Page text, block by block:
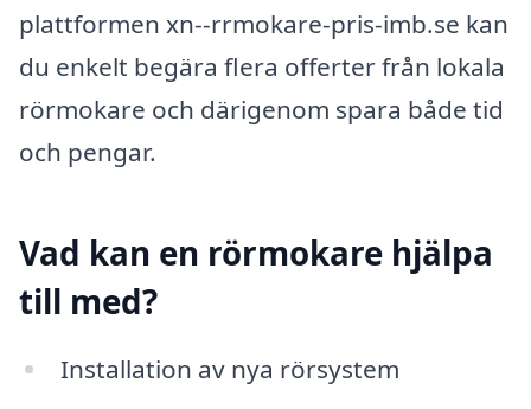
plattformen xn--rrmokare-pris-imb.se kan
du enkelt begära flera offerter från lokala
rörmokare och därigenom spara både tid
och pengar.
Vad kan en rörmokare hjälpa
till med?
Installation av nya rörsystem